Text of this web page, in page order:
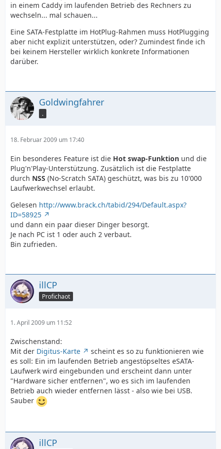
in einem Caddy im laufenden Betrieb des Rechners zu
wechseln... mal schauen...
Eine SATA-Festplatte im HotPlug-Rahmen muss HotPlugging
aber nicht explizit unterstützen, oder? Zumindest finde ich
bei keinem Hersteller wirklich konkrete Informationen
darüber.
Goldwingfahrer
.
18. Februar 2009 um 17:40
Ein besonderes Feature ist die Hot swap-Funktion und die
Plug'n'Play-Unterstützung. Zusätzlich ist die Festplatte
durch NSS (No-Scratch SATA) geschützt, was bis zu 10'000
Laufwerkwechsel erlaubt.
Gelesen http://www.brack.ch/tabid/294/Default.aspx?
ID=58925
und dann ein paar dieser Dinger besorgt.
Je nach PC ist 1 oder auch 2 verbaut.
Bin zufrieden.
illCP
Profichaot
1. April 2009 um 11:52
Zwischenstand:
Mit der Digitus-Karte
scheint es so zu funktionieren wie
es soll: Ein im laufenden Betrieb angestöpseltes eSATA-
Laufwerk wird eingebunden und erscheint dann unter
"Hardware sicher entfernen", wo es sich im laufenden
Betrieb auch wieder entfernen lässt - also wie bei USB.
Sauber
illCP